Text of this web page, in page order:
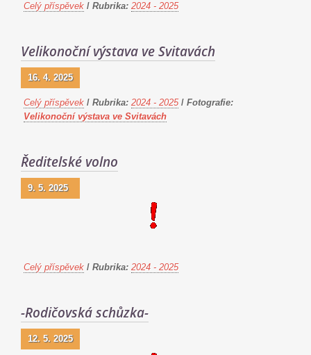
Celý příspěvek / Rubrika: 2024 - 2025
Velikonoční výstava ve Svitavách
16. 4. 2025
Celý příspěvek / Rubrika: 2024 - 2025 / Fotografie:
Velikonoční výstava ve Svitavách
Ředitelské volno
9. 5. 2025
Celý příspěvek / Rubrika: 2024 - 2025
-Rodičovská schůzka-
12. 5. 2025